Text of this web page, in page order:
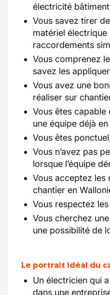
électricité
Vous savez tirer
matériel
raccordements
Vous comprenez
savez les
Vous avez une
réaliser sur
Vous êtes
une équipe déjà
Vous êtes
Vous n’avez pas
lorsque l’équipe
Vous acceptez les
chantier en
Vous respectez
Vous cherchez
une possibilité de
Le portrait idéal du
Un électricien qui
dans une